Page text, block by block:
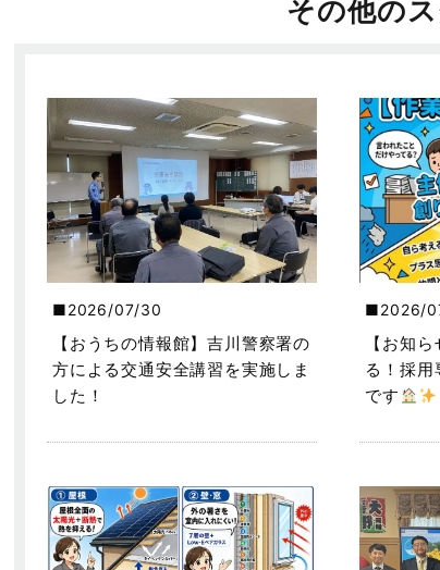
その他の
2026/07/30
【おうちの情報館】吉川警察署の
方による交通安全講習を実施しま
した！
2026/
【お知
る！採
です